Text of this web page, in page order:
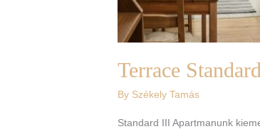
Terrace
By Székely Tamás
Standard III Apartmanunk